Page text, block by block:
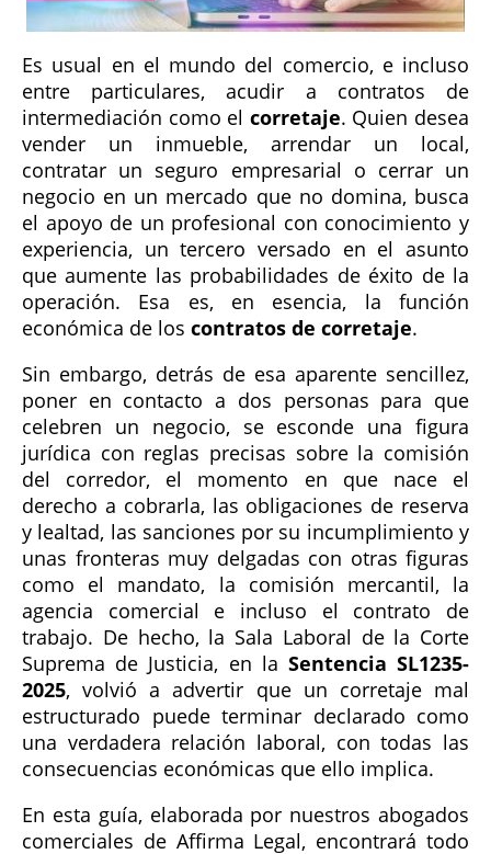
Es usual en el mundo del comercio, e incluso
entre particulares, acudir a contratos de
intermediación como el corretaje. Quien desea
vender un inmueble, arrendar un local,
contratar un seguro empresarial o cerrar un
negocio en un mercado que no domina, busca
el apoyo de un profesional con conocimiento y
experiencia, un tercero versado en el asunto
que aumente las probabilidades de éxito de la
operación. Esa es, en esencia, la función
económica de los contratos de corretaje.
Sin embargo, detrás de esa aparente sencillez,
poner en contacto a dos personas para que
celebren un negocio, se esconde una figura
jurídica con reglas precisas sobre la comisión
del corredor, el momento en que nace el
derecho a cobrarla, las obligaciones de reserva
y lealtad, las sanciones por su incumplimiento y
unas fronteras muy delgadas con otras figuras
como el mandato, la comisión mercantil, la
agencia comercial e incluso el contrato de
trabajo. De hecho, la Sala Laboral de la Corte
Suprema de Justicia, en la Sentencia SL1235-
2025, volvió a advertir que un corretaje mal
estructurado puede terminar declarado como
una verdadera relación laboral, con todas las
consecuencias económicas que ello implica.
En esta guía, elaborada por nuestros abogados
comerciales de Affirma Legal, encontrará todo